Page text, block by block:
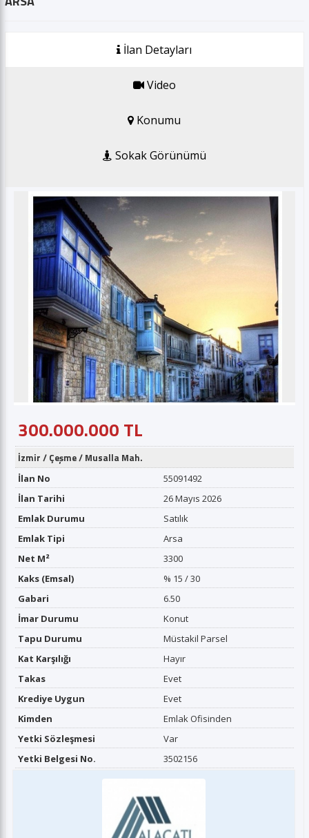
İlan Detayları
Video
Konumu
Sokak Görünümü
300.000.000 TL
İzmir / Çeşme/ Musalla Mah.
İlan No
55091492
İlan Tarihi
26 Mayıs 2026
Emlak Durumu
Satılık
Emlak Tipi
Arsa
Net M²
3300
Kaks (Emsal)
% 15 / 30
Gabari
6.50
İmar Durumu
Konut
Tapu Durumu
Müstakil Parsel
Kat Karşılığı
Hayır
Takas
Evet
Krediye Uygun
Evet
Kimden
Emlak Ofisinden
Yetki Sözleşmesi
Var
Yetki Belgesi No.
3502156